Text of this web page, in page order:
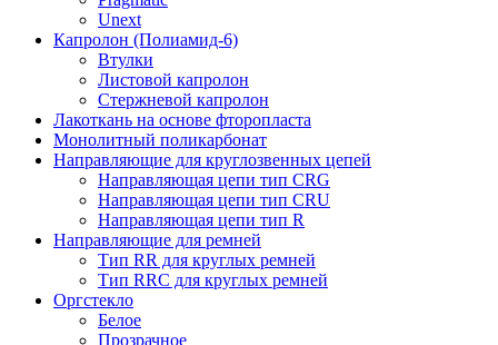
Unext
Капролон (Полиамид-6)
Втулки
Листовой капролон
Стержневой капролон
Лакоткань на основе фторопласта
Монолитный поликарбонат
Направляющие для круглозвенных цепей
Направляющая цепи тип CRG
Направляющая цепи тип CRU
Направляющая цепи тип R
Направляющие для ремней
Тип RR для круглых ремней
Тип RRС для круглых ремней
Оргстекло
Белое
Прозрачное